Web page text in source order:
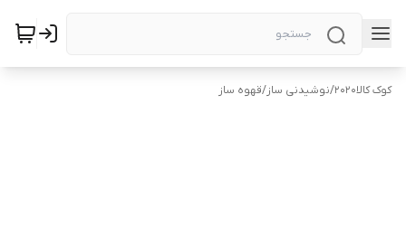
کوک کالا2020 /نوشیدنی ساز/قهوه ساز